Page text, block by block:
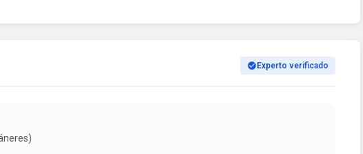
Experto verificado